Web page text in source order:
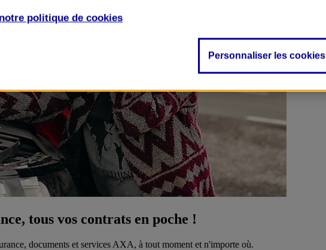
tous vos contrats en poche !
documents et services AXA, à tout moment et n'importe où.
politique de cookies
Personnaliser les cookies